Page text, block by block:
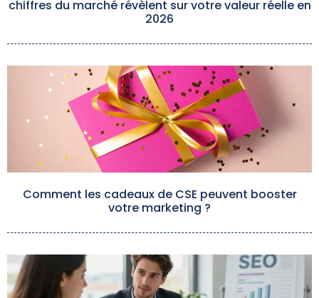
chiffres du marché révèlent sur votre valeur réelle en
2026
Comment les cadeaux de CSE peuvent booster
votre marketing ?